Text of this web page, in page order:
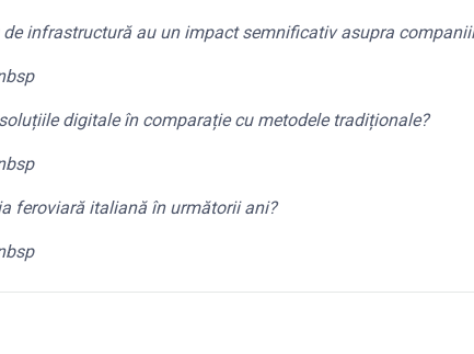
de infrastructură au un impact semnificativ asupra
digitale în comparație cu metodele tradiționale?
feroviară italiană în următorii ani?